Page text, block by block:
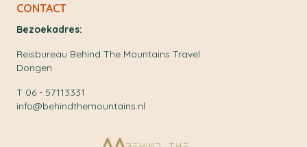
CONTACT
Bezoekadres:
Reisbureau Behind The Mountains Travel
Dongen
T 06 - 57113331
info@behindthemountains.nl